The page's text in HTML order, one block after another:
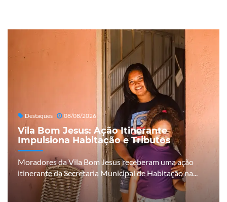
Destaques 08/08/2026
Vila Bom Jesus: Ação Itinerante
Impulsiona Habitação e Tributos
Moradores da Vila Bom Jesus receberam uma ação
itinerante da Secretaria Municipal de Habitação na...